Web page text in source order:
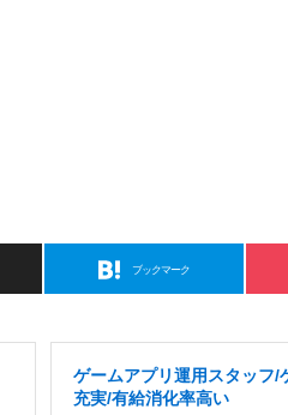
ブックマーク
ゲームアプリ運用スタッフ/
充実/有給消化率高い